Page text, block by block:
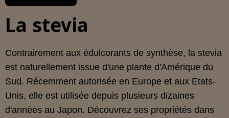
La stevia
Contrairement aux édulcorants de synthèse, la stevia
est naturellement issue d'une plante d'Amérique du
Sud. Récemment autorisée en Europe et aux Etats-
Unis, elle est utilisée depuis plusieurs dizaines
d'années au Japon. Découvrez ses propriétés dans